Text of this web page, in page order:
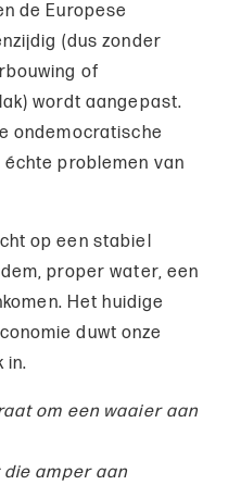
de Europese
(dus zonder
of
wordt aangepast.
ondemocratische
problemen van
op een stabiel
proper water, een
Het huidige
duwt onze
in.
om een waaier aan
amper aan